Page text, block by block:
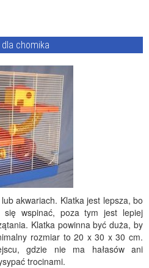
dla chomika
akwariach. Klatka jest lepsza, bo
wspinać, poza tym jest lepiej
Klatka powinna być duża, by
rozmiar to 20 x 30 x 30 cm.
gdzie nie ma hałasów ani
trocinami.